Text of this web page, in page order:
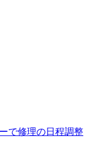
で修理の日程調整